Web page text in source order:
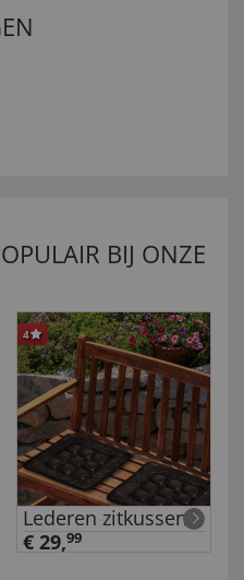
BIJ ONZE
4
Lederen zitkussen
€ 29,99